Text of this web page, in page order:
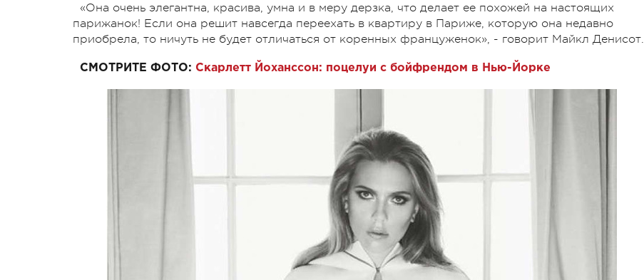
«Она очень элегантна, красива, умна и в меру дерзка, что делает ее похожей на настоящих
парижанок! Если она решит навсегда переехать в квартиру в Париже, которую она недавно
приобрела, то ничуть не будет отличаться от коренных француженок», - говорит Майкл Денисот.
СМОТРИТЕ ФОТО: Скарлетт Йоханссон: поцелуи с бойфрендом в Нью-Йорке